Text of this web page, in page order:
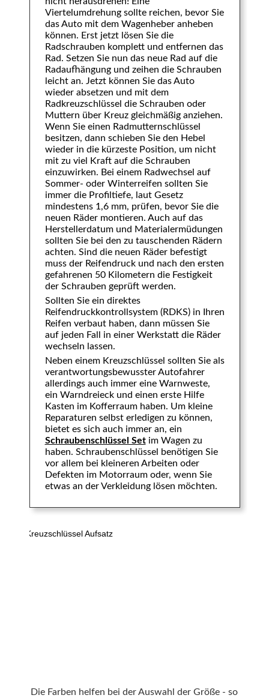
Viertelumdrehung sollte reichen, bevor Sie
das Auto mit dem Wagenheber anheben
können. Erst jetzt lösen Sie die
Radschrauben komplett und entfernen das
Rad. Setzen Sie nun das neue Rad auf die
Radaufhängung und zeihen die Schrauben
leicht an. Jetzt können Sie das Auto
wieder absetzen und mit dem
Radkreuzschlüssel die Schrauben oder
Muttern über Kreuz gleichmäßig anziehen.
Wenn Sie einen Radmutternschlüssel
besitzen, dann schieben Sie den Hebel
wieder in die kürzeste Position, um nicht
mit zu viel Kraft auf die Schrauben
einzuwirken. Bei einem Radwechsel auf
Sommer- oder Winterreifen sollten Sie
immer die Profiltiefe, laut Gesetz
mindestens 1,6 mm, prüfen, bevor Sie die
neuen Räder montieren. Auch auf das
Herstellerdatum und Materialermüdungen
sollten Sie bei den zu tauschenden Rädern
achten. Sind die neuen Räder befestigt
muss der Reifendruck und nach den ersten
gefahrenen 50 Kilometern die Festigkeit
der Schrauben geprüft werden.
Sollten Sie ein direktes
Reifendruckkontrollsystem (RDKS) in Ihren
Reifen verbaut haben, dann müssen Sie
auf jeden Fall in einer Werkstatt die Räder
wechseln lassen.
Neben einem Kreuzschlüssel sollten Sie als
verantwortungsbewusster Autofahrer
allerdings auch immer eine Warnweste,
ein Warndreieck und einen erste Hilfe
Kasten im Kofferraum haben. Um kleine
Reparaturen selbst erledigen zu können,
bietet es sich auch immer an, ein
Schraubenschlüssel Setim Wagen zu
haben. Schraubenschlüssel benötigen Sie
vor allem bei kleineren Arbeiten oder
Defekten im Motorraum oder, wenn Sie
etwas an der Verkleidung lösen möchten.
Die Farben helfen bei der Auswahl der Größe - so